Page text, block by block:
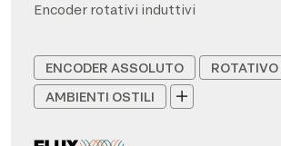
Encoder rotativi induttivi
ENCODER ASSOLUTO
ROTATIVO
AMBIENTI OSTILI